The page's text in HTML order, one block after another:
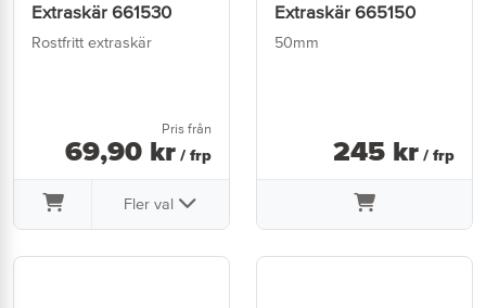
Extraskär 661530
Rostfritt extraskär
Pris från
69,90 kr / frp
Fler val
Extraskär 665150
50mm
245 kr / frp